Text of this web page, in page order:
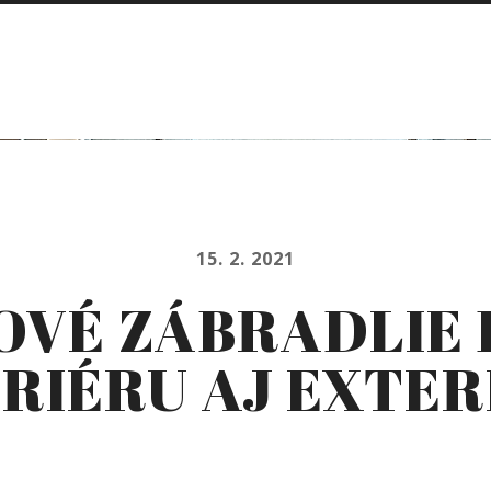
15. 2. 2021
ZÁBRADLIE
AJ